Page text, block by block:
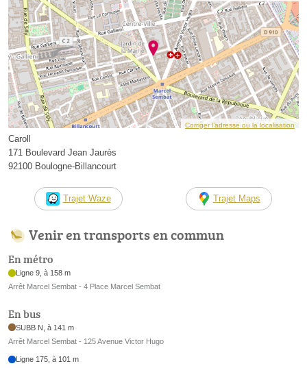
Corriger l’adresse ou la localisation
Caroll
171 Boulevard Jean Jaurès
92100 Boulogne-Billancourt
Trajet Waze Trajet Maps
Venir en transports en commun
En métro
Ligne 9, à 158 m
Arrêt Marcel Sembat - 4 Place Marcel Sembat
En bus
SUBB N, à 141 m
Arrêt Marcel Sembat - 125 Avenue Victor Hugo
Ligne 175, à 101 m